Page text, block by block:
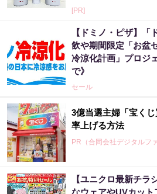
[PR]
【ドミノ・ピザ】「
飲や期間限定「お盆
冷涼化計画」プロジ
で》
セール
3億当選主婦「宝く
率上げる方法
PR（合同会社デジタルフ
宝くじ当たる人だけ
【ユニクロ最新チラ
なウェアやUVカッ